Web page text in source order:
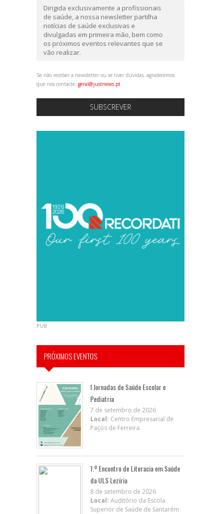
Dirigida exclusivamente a profissionais
de saúde, a nossa newsletter partilha
notícias de saúde exclusivas e
divulgadas em primeira mão, bem como
os próximos eventos relevantes que se
vão realizar.
Se não receber a newsletter ou se tiver dúvidas, agradecemos
que nos contacte: geral@justnews.pt
SUBSCREVER
PUB
PRÓXIMOS EVENTOS
I Jornadas de Saúde Escolar e
Pediatria
7 de setembro de 2026
Local: Centro Empresarial de
Paços de Ferreira
1.º Encontro de Literacia em Saúde
da ULS Lezíria
8 de setembro de 2026
Local: Auditório da Escola
Superior de Saúde de Santarém